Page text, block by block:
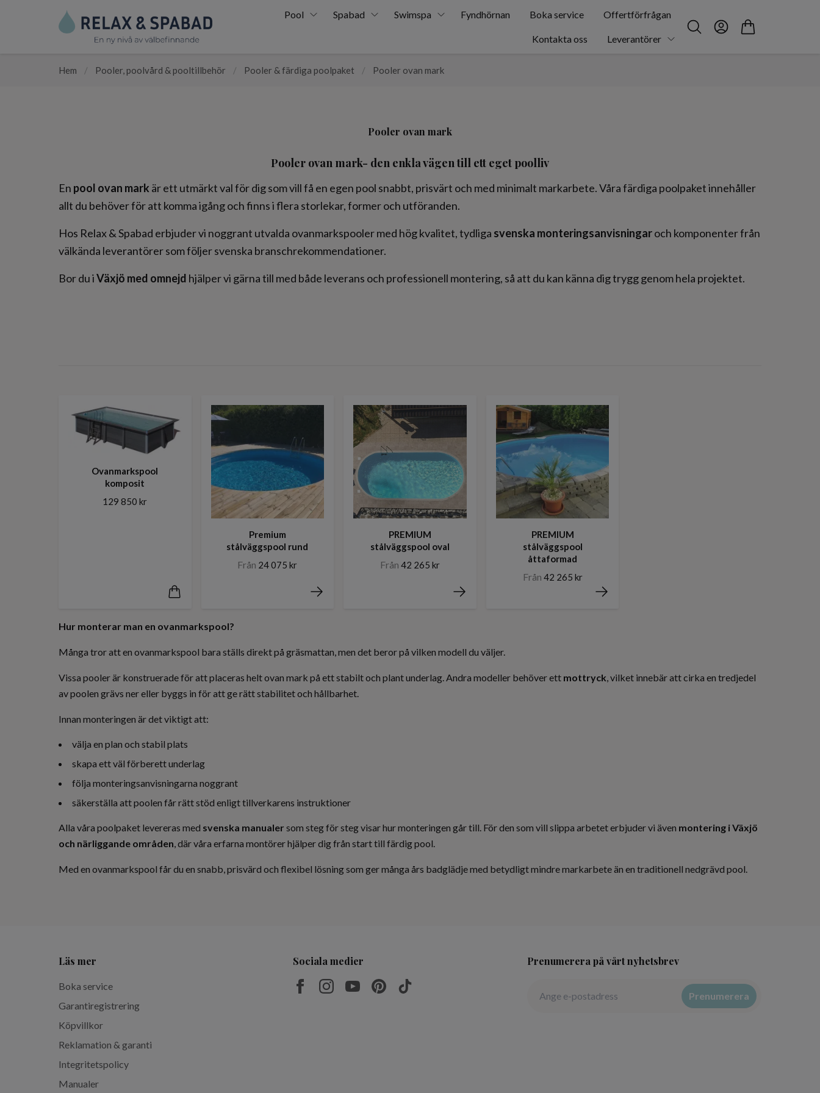
Pool Spabad Swimspa Fyndhörnan Boka service Offertförfrågan
Kontakta oss Leverantörer
Hem / Pooler, poolvård & pooltillbehör / Pooler & färdiga poolpaket / Pooler ovan mark
Pooler ovan mark
Pooler ovan mark- den enkla vägen till ett eget poolliv
En pool ovan mark är ett utmärkt val för dig som vill få en egen pool snabbt, prisvärt och med minimalt markarbete. Våra färdiga poolpaket innehåller
allt du behöver för att komma igång och finns i flera storlekar, former och utföranden.
Hos Relax & Spabad erbjuder vi noggrant utvalda ovanmarkspooler med hög kvalitet, tydliga svenska monteringsanvisningaroch komponenter från
välkända leverantörer som följer svenska branschrekommendationer.
Bor du iVäxjö med omnejd hjälper vi gärna till med både leverans och professionell montering, så att du kan känna dig trygg genom hela projektet.
Ovanmarkspool
komposit
129 850 kr
Premium
stålväggspool rund
Från 24 075 kr
PREMIUM
stålväggspool oval
Från 42 265 kr
PREMIUM
stålväggspool
åttaformad
Från 42 265 kr
Hur monterar man en ovanmarkspool?
Många tror att en ovanmarkspool bara ställs direkt på gräsmattan, men det beror på vilken modell du väljer.
Vissa pooler är konstruerade för att placeras helt ovan mark på ett stabilt och plant underlag. Andra modeller behöver ett mottryck , vilket innebär att cirka en tredjedel
av poolen grävs ner eller byggs in för att ge rätt stabilitet och hållbarhet.
Innan monteringen är det viktigt att:
välja en plan och stabil plats
skapa ett väl förberett underlag
följa monteringsanvisningarna noggrant
säkerställa att poolen får rätt stöd enligt tillverkarens instruktioner
Alla våra poolpaket levereras med svenska manualer som steg för steg visar hur monteringen går till. För den som vill slippa arbetet erbjuder vi även montering i Växjö
och närliggande områden , där våra erfarna montörer hjälper dig från start till färdig pool.
Med en ovanmarkspool får du en snabb, prisvärd och flexibel lösning som ger många års badglädje med betydligt mindre markarbete än en traditionell nedgrävd pool.
Läs mer
Boka service
Garantiregistrering
Köpvillkor
Reklamation & garanti
Integritetspolicy
Manualer
Sociala medier Prenumerera på vårt nyhetsbrev
Prenumerera